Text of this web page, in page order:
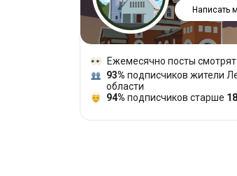
Написать
Ежемесячно посты смотрят
93% подписчиков жители
области
94% подписчиков старше 18